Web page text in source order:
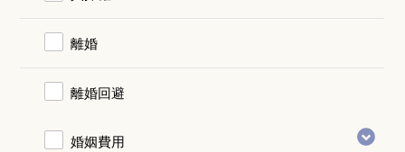
離婚
離婚回避
婚姻費用